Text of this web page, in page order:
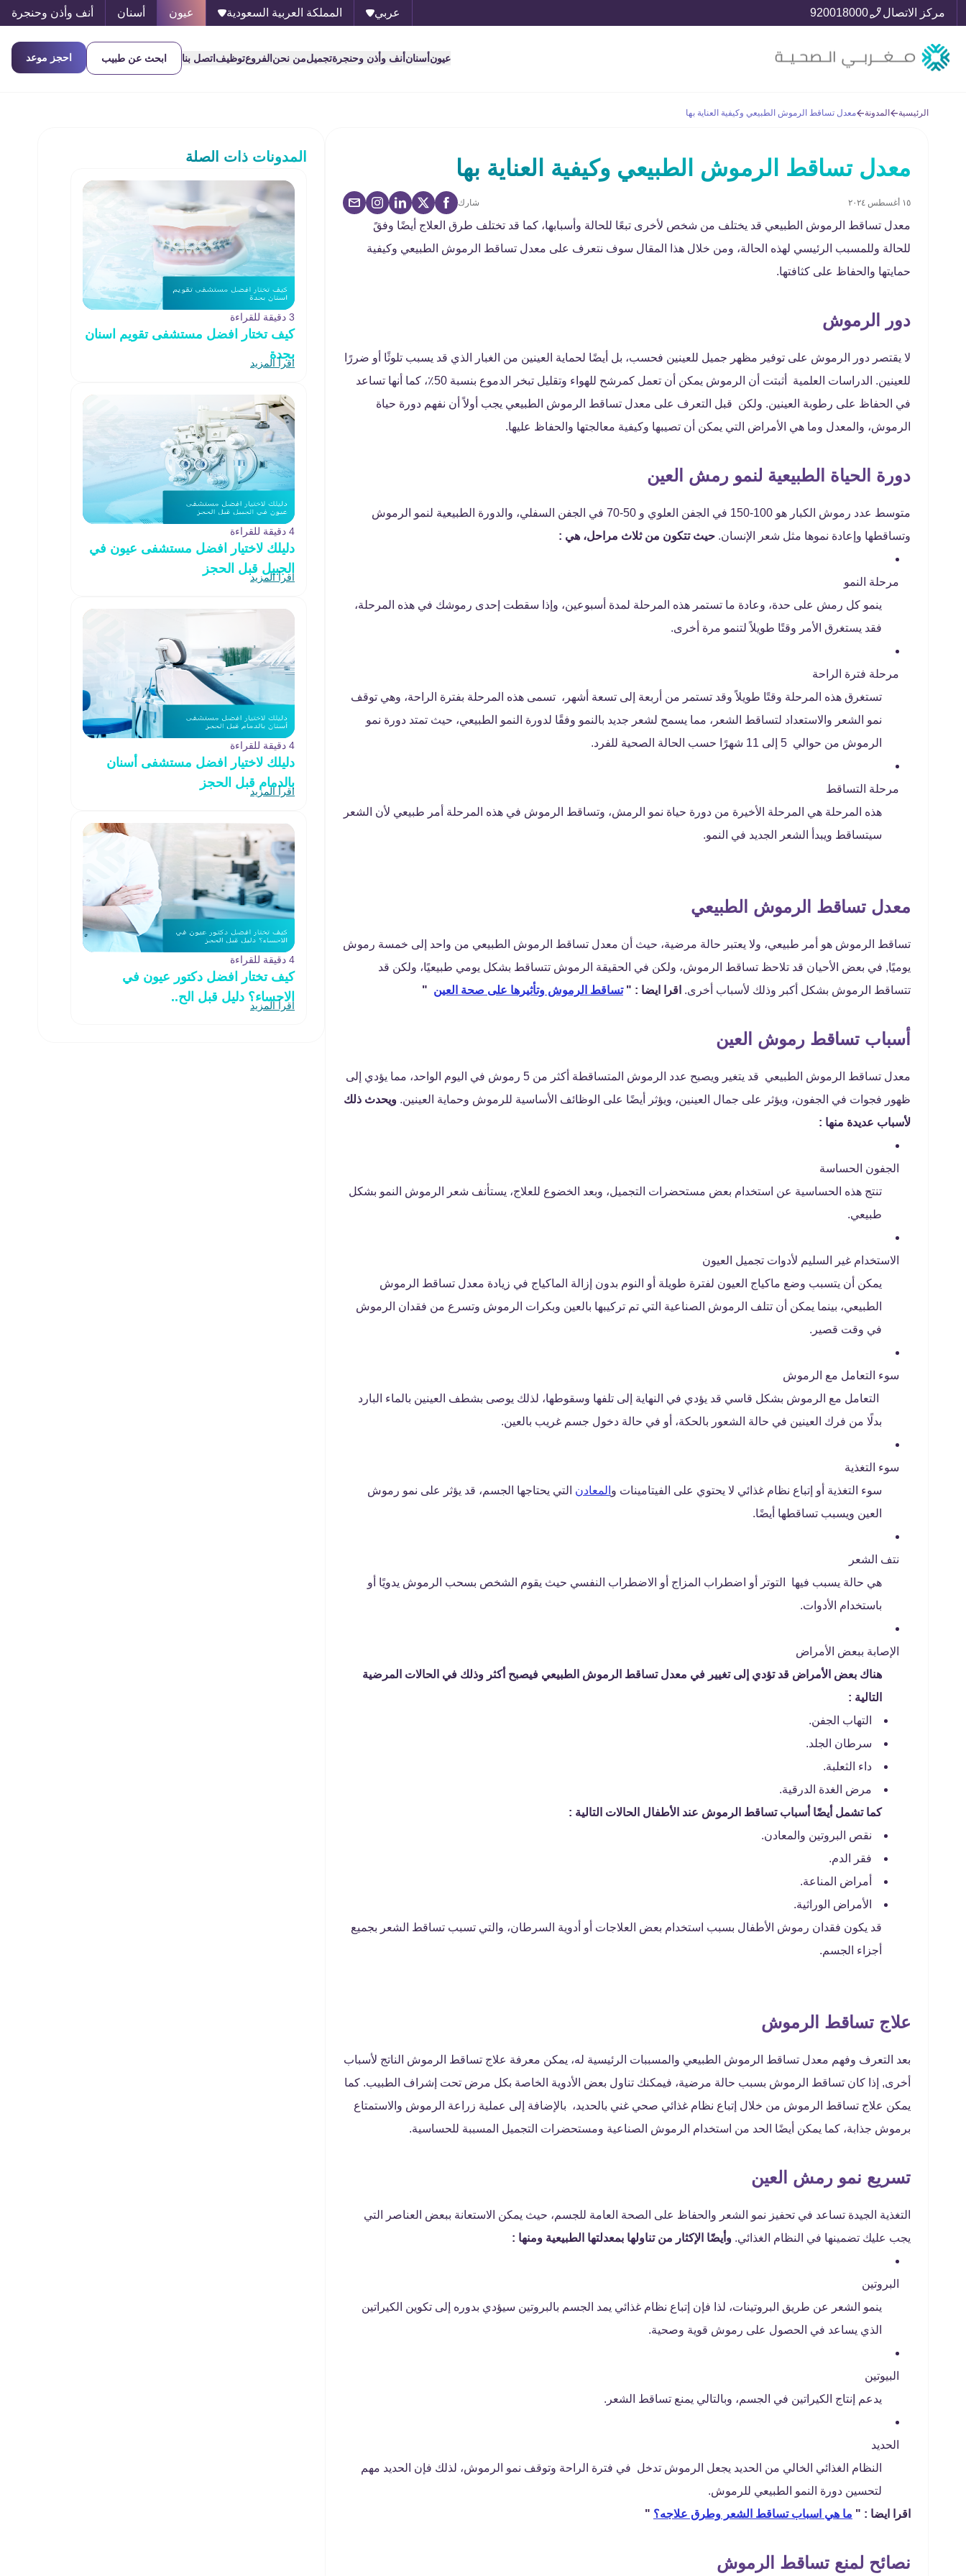
مركز الاتصال 920018000 عربي المملكة العربية السعودية عيون أسنان أنف وأذن وحنجرة
عيون أسنان أنف وأذن وحنجرةتجميلمن نحن الفروعتوظيف اتصل بنا ابحث عن طبيب احجز موعد
الرئيسية المدونة معدل تساقط الرموش الطبيعي وكيفية العناية بها
معدل تساقط الرموش الطبيعي وكيفية العناية بها
١٥ أغسطس ٢٠٢٤ شارك
معدل تساقط الرموش الطبيعي قد يختلف من شخص لأخرى تبعًا للحالة وأسبابها، كما قد تختلف طرق العلاج أيضًا وفقً
للحالة وللمسبب الرئيسي لهذه الحالة، ومن خلال هذا المقال سوف نتعرف على معدل تساقط الرموش الطبيعي وكيفية
حمايتها والحفاظ على كثافتها.
دور الرموش
لا يقتصر دور الرموش على توفير مظهر جميل للعينين فحسب، بل أيضًا لحماية العينين من الغبار الذي قد يسبب تلوثًا أو ضررًا
للعينين. الدراسات العلمية أثبتت أن الرموش يمكن أن تعمل كمرشح للهواء وتقليل تبخر الدموع بنسبة 50٪، كما أنها تساعد
في الحفاظ على رطوبة العينين. ولكن قبل التعرف على معدل تساقط الرموش الطبيعي يجب أولاً أن نفهم دورة حياة
الرموش، والمعدل وما هي الأمراض التي يمكن أن تصيبها وكيفية معالجتها والحفاظ عليها.
دورة الحياة الطبيعية لنمو رمش العين
متوسط ​​عدد رموش الكبار هو 100-150 في الجفن العلوي و 50-70 في الجفن السفلي، والدورة الطبيعية لنمو الرموش
وتساقطها وإعادة نموها مثل شعر الإنسان. حيث تتكون من ثلاث مراحل، هي :
مرحلة النمو
ينمو كل رمش على حدة، وعادة ما تستمر هذه المرحلة لمدة أسبوعين، وإذا سقطت إحدى رموشك في هذه المرحلة،
فقد يستغرق الأمر وقتًا طويلاً لتنمو مرة أخرى.
مرحلة فترة الراحة
تستغرق هذه المرحلة وقتًا طويلاً وقد تستمر من أربعة إلى تسعة أشهر، تسمى هذه المرحلة بفترة الراحة، وهي توقف
نمو الشعر والاستعداد لتساقط الشعر، مما يسمح لشعر جديد بالنمو وفقًا لدورة النمو الطبيعي، حيث تمتد دورة نمو
الرموش من حوالي 5 إلى 11 شهرًا حسب الحالة الصحية للفرد.
مرحلة التساقط
هذه المرحلة هي المرحلة الأخيرة من دورة حياة نمو الرمش، وتساقط الرموش في هذه المرحلة أمر طبيعي لأن الشعر
سيتساقط ويبدأ الشعر الجديد في النمو.
معدل تساقط الرموش الطبيعي
تساقط الرموش هو أمر طبيعي، ولا يعتبر حالة مرضية، حيث أن معدل تساقط الرموش الطبيعي من واحد إلى خمسة رموش
يوميًا, في بعض الأحيان قد تلاحظ تساقط الرموش، ولكن في الحقيقة الرموش تتساقط بشكل يومي طبيعيًا، ولكن قد
تتساقط الرموش بشكل أكبر وذلك لأسباب أخرى. اقرا ايضا : "تساقط الرموش وتأثيرها على صحة العين "
أسباب تساقط رموش العين
معدل تساقط الرموش الطبيعي قد يتغير ويصبح عدد الرموش المتساقطة أكثر من 5 رموش في اليوم الواحد، مما يؤدي إلى
ظهور فجوات في الجفون، ويؤثر على جمال العينين، ويؤثر أيضًا على الوظائف الأساسية للرموش وحماية العينين. ويحدث ذلك
لأسباب عديدة منها :
الجفون الحساسة
تنتج هذه الحساسية عن استخدام بعض مستحضرات التجميل، وبعد الخضوع للعلاج، يستأنف شعر الرموش النمو بشكل
طبيعي.
الاستخدام غير السليم لأدوات تجميل العيون
يمكن أن يتسبب وضع ماكياج العيون لفترة طويلة أو النوم بدون إزالة الماكياج في زيادة معدل تساقط الرموش
الطبيعي، بينما يمكن أن تتلف الرموش الصناعية التي تم تركيبها بالعين وبكرات الرموش وتسرع من فقدان الرموش
في وقت قصير.
سوء التعامل مع الرموش
التعامل مع الرموش بشكل قاسي قد يؤدي في النهاية إلى تلفها وسقوطها، لذلك يوصى بشطف العينين بالماء البارد
بدلًا من فرك العينين في حالة الشعور بالحكة، أو في حالة دخول جسم غريب بالعين.
سوء التغذية
سوء التغذية أو إتباع نظام غذائي لا يحتوي على الفيتامينات و المعادن التي يحتاجها الجسم، قد يؤثر على نمو رموش
العين ويسبب تساقطها أيضًا.
نتف الشعر
هي حالة يسبب فيها التوتر أو اضطراب المزاج أو الاضطراب النفسي حيث يقوم الشخص بسحب الرموش يدويًا أو
باستخدام الأدوات.
الإصابة ببعض الأمراض
هناك بعض الأمراض قد تؤدي إلى تغيير في معدل تساقط الرموش الطبيعي فيصبح أكثر وذلك في الحالات المرضية
التالية :
التهاب الجفن.
سرطان الجلد.
داء الثعلبة.
مرض الغدة الدرقية.
كما تشمل أيضًا أسباب تساقط الرموش عند الأطفال الحالات التالية :
نقص البروتين والمعادن.
فقر الدم.
أمراض المناعة.
الأمراض الوراثية.
قد يكون فقدان رموش الأطفال بسبب استخدام بعض العلاجات أو أدوية السرطان، والتي تسبب تساقط الشعر بجميع
أجزاء الجسم.
علاج تساقط الرموش
بعد التعرف وفهم معدل تساقط الرموش الطبيعي والمسببات الرئيسية له، يمكن معرفة علاج تساقط الرموش الناتج لأسباب
أخرى, إذا كان تساقط الرموش بسبب حالة مرضية، فيمكنك تناول بعض الأدوية الخاصة بكل مرض تحت إشراف الطبيب. كما
يمكن علاج تساقط الرموش من خلال إتباع نظام غذائي صحي غني بالحديد، بالإضافة إلى عملية زراعة الرموش والاستمتاع
برموش جذابة، كما يمكن أيضًا الحد من استخدام الرموش الصناعية ومستحضرات التجميل المسببة للحساسية.
تسريع نمو رمش العين
التغذية الجيدة تساعد في تحفيز نمو الشعر والحفاظ على الصحة العامة للجسم، حيث يمكن الاستعانة ببعض العناصر التي
يجب عليك تضمينها في النظام الغذائي. وأيضًا الإكثار من تناولها بمعدلتها الطبيعية ومنها :
البروتين
ينمو الشعر عن طريق البروتينات، لذا فإن إتباع نظام غذائي يمد الجسم بالبروتين سيؤدي بدوره إلى تكوين الكيراتين
الذي يساعد في الحصول على رموش قوية وصحية.
البيوتين
يدعم إنتاج الكيراتين في الجسم، وبالتالي يمنع تساقط الشعر.
الحديد
النظام الغذائي الخالي من الحديد يجعل الرموش تدخل في فترة الراحة وتوقف نمو الرموش، لذلك فإن الحديد مهم
لتحسين دورة النمو الطبيعي للرموش.
اقرا ايضا : " ما هي اسباب تساقط الشعر وطرق علاجه؟ "
نصائح لمنع تساقط الرموش
المدونات ذات الصلة
3 دقيقة للقراءة
كيف تختار افضل مستشفى تقويم اسنان
بجدة
اقرأ المزيد
4 دقيقة للقراءة
دليلك لاختيار افضل مستشفى عيون في
الجبيل قبل الحجز
اقرأ المزيد
4 دقيقة للقراءة
دليلك لاختيار افضل مستشفى أسنان
بالدمام قبل الحجز
اقرأ المزيد
4 دقيقة للقراءة
كيف تختار افضل دكتور عيون في
الاحساء؟ دليل قبل الح..
اقرأ المزيد